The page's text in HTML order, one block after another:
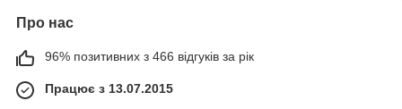
Про нас
96% позитивних з 466 відгуків за рік
Працює з 13.07.2015